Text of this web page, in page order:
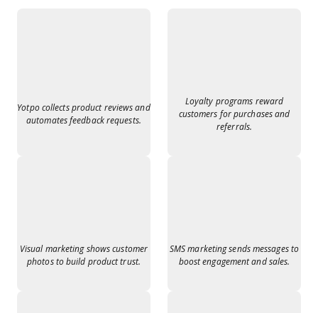
Yotpo collects product reviews and
automates feedback requests.
Loyalty programs reward
customers for purchases and
referrals.
Visual marketing shows customer
photos to build product trust.
SMS marketing sends messages to
boost engagement and sales.